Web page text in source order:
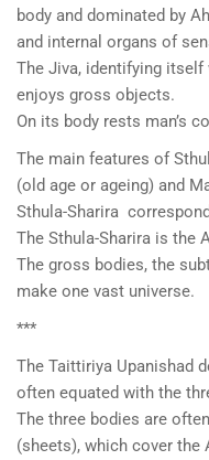
body and dominated by
and internal organs of
The Jiva, identifying
enjoys gross objects.
On its body rests man’s
The main features of
(old age or ageing) and
Sthula-Sharira
The Sthula-Sharira is the
The gross bodies, the
make one vast universe.
***
The Taittiriya Upanishad
often equated with the
The three bodies are
(sheets), which cover the